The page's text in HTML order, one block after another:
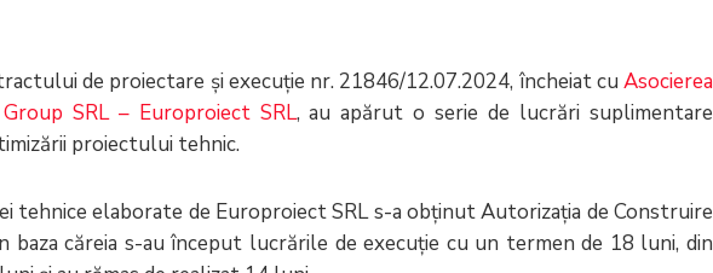
de proiectare și execuție nr. 21846/12.07.2024, încheiat cu Asocierea
SRL – Europroiect SRL, au apărut o serie de lucrări suplimentare
proiectului tehnic.
tehnice elaborate de Europroiect SRL s-a obținut Autorizaţia de Construire
baza căreia s-au început lucrările de execuție cu un termen de 18 luni, din